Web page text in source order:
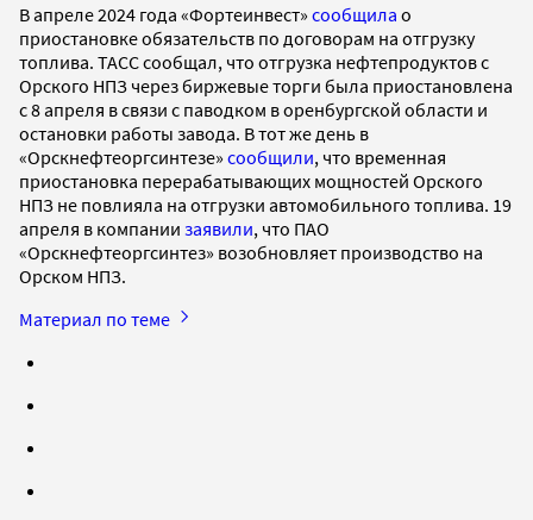
В апреле 2024 года «Фортеинвест» сообщила о
приостановке обязательств по договорам на отгрузку
топлива. ТАСС сообщал, что отгрузка нефтепродуктов с
Орского НПЗ через биржевые торги была приостановлена
с 8 апреля в связи с паводком в оренбургской области и
остановки работы завода. В тот же день в
«Орскнефтеоргсинтезе» сообщили, что временная
приостановка перерабатывающих мощностей Орского
НПЗ не повлияла на отгрузки автомобильного топлива. 19
апреля в компании заявили, что ПАО
«Орскнефтеоргсинтез» возобновляет производство на
Орском НПЗ.
Материал по теме